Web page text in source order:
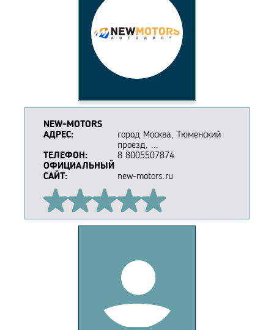
NEW-MOTORS
АДРЕС:
город Москва, Тюменский
проезд, ...
ТЕЛЕФОН:
8 8005507874
ОФИЦИАЛЬНЫЙ
САЙТ:
new-motors.ru